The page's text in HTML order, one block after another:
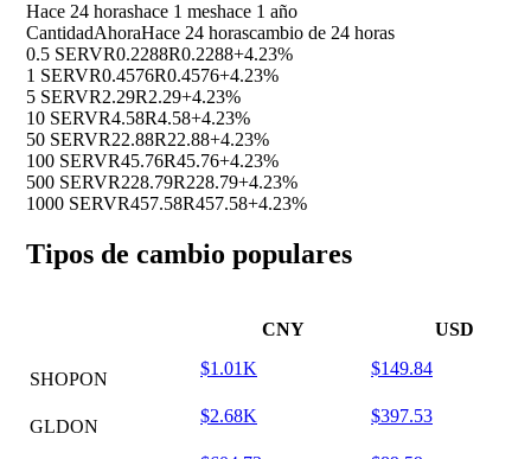
Hace 24 horashace 1 meshace 1 año
CantidadAhoraHace 24 horascambio de 24 horas
0.5 SERVR0.2288R0.2288+4.23%
1 SERVR0.4576R0.4576+4.23%
5 SERVR2.29R2.29+4.23%
10 SERVR4.58R4.58+4.23%
50 SERVR22.88R22.88+4.23%
100 SERVR45.76R45.76+4.23%
500 SERVR228.79R228.79+4.23%
1000 SERVR457.58R457.58+4.23%
Tipos de cambio populares
CNY USD
SHOPON
$1.01K $149.84
GLDON
$2.68K $397.53